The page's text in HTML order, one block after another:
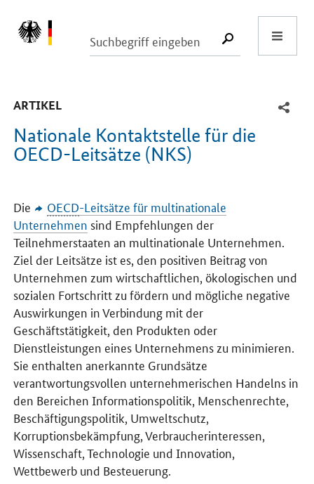
SUCHE
ARTIKEL
Nationale Kontaktstelle für die
OECD-Leitsätze (NKS)
Die OECD-Leitsätze für multinationale
Unternehmen sind Empfehlungen der
Teilnehmerstaaten an multinationale Unternehmen.
Ziel der Leitsätze ist es, den positiven Beitrag von
Unternehmen zum wirtschaftlichen, ökologischen und
sozialen Fortschritt zu fördern und mögliche negative
Auswirkungen in Verbindung mit der
Geschäftstätigkeit, den Produkten oder
Dienstleistungen eines Unternehmens zu minimieren.
Sie enthalten anerkannte Grundsätze
verantwortungsvollen unternehmerischen Handelns in
den Bereichen Informationspolitik, Menschenrechte,
Beschäftigungspolitik, Umweltschutz,
Korruptionsbekämpfung, Verbraucherinteressen,
Wissenschaft, Technologie und Innovation,
Wettbewerb und Besteuerung.